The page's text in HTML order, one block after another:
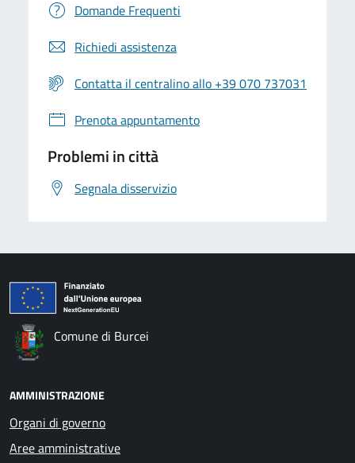
Domande Frequenti
Richiedi assistenza
Contatta il centralino allo +39 070 737031
Prenota appuntamento
Problemi in città
Segnala disservizio
Comune di Burcei
AMMINISTRAZIONE
Organi di governo
Aree amministrative